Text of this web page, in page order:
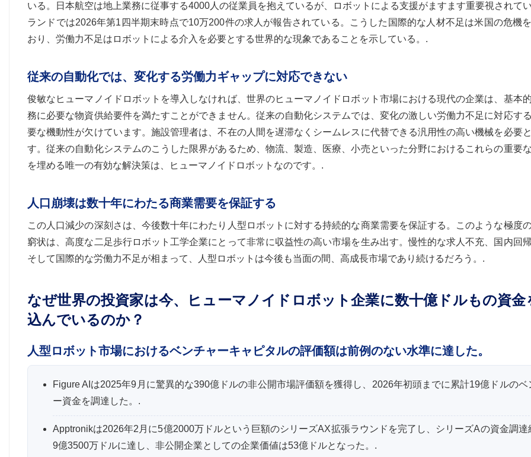
いる。日本航空は地上業務に従事する4000人の従業員を抱えているが、ロボットによる支援がますます重要視されて
ランドでは2026年第1四半期末時点で10万200件の求人が報告されている。こうした国際的な人材不足は米国の危機
おり、労働力不足はロボットによる介入を必要とする世界的な現象であることを示している。.
従来の自動化では、変化する労働力ギャップに対応できない
俊敏なヒューマノイドロボットを導入しなければ、世界のヒューマノイドロボット市場における現代の企業は、基本
務に必要な物資供給要件を満たすことができません。従来の自動化システムでは、変化の激しい労働力不足に対応す
要な機動性が欠けています。施設管理者は、不在の人間を遅滞なくシームレスに代替できる汎用性の高い機械を必要
す。従来の自動化システムのこうした限界があるため、物流、製造、医療、小売といった分野におけるこれらの重要
を埋める唯一の有効な解決策は、ヒューマノイドロボットなのです。.
人口崩壊は数十年にわたる商業需要を保証する
この人口減少の深刻さは、今後数十年にわたり人型ロボットに対する持続的な商業需要を保証する。このような極度
窮状は、高度な二足歩行ロボット工学企業にとって非常に収益性の高い市場を生み出す。慢性的な求人不充、国内回
そして国際的な労働力不足が相まって、人型ロボットは今後も当面の間、高成長市場であり続けるだろう。.
なぜ世界の投資家は今、ヒューマノイドロボット企業に数十億ドルもの資金
込んでいるのか？
人型ロボット市場におけるベンチャーキャピタルの評価額は前例のない水準に達した。
Figure AIは2025年9月に驚異的な390億ドルの非公開市場評価額を獲得し、2026年初頭までに累計19億ドルのベ
ー資金を調達した。.
Apptronikは2026年2月に5億2000万ドルという巨額のシリーズAX拡張ラウンドを完了し、シリーズAの資金調達
9億3500万ドルに達し、非公開企業としての企業価値は53億ドルとなった。.